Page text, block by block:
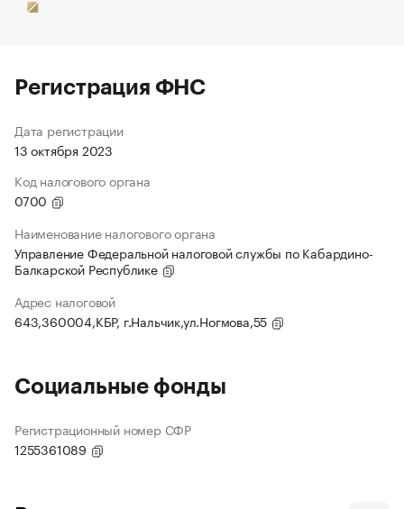
Регистрация ФНС
Дата регистрации
13 октября 2023
Код налогового органа
0700
Наименование налогового органа
Управление Федеральной налоговой службы по Кабардино-
Балкарской Республике
Адрес налоговой
643,360004,КБР, г.Нальчик,ул.Ногмова,55
Социальные фонды
Регистрационный номер СФР
1255361089